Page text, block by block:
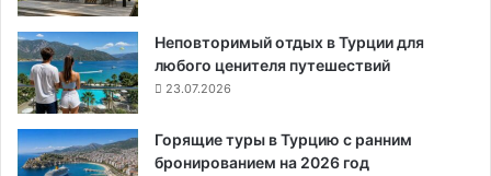
Неповторимый отдых в Турции для
любого ценителя путешествий
23.07.2026
Горящие туры в Турцию с ранним
бронированием на 2026 год